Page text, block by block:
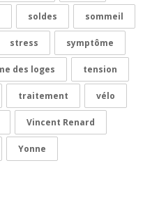
soldes sommeil
stress symptôme
des loges tension
traitement vélo
Vincent Renard
Yonne